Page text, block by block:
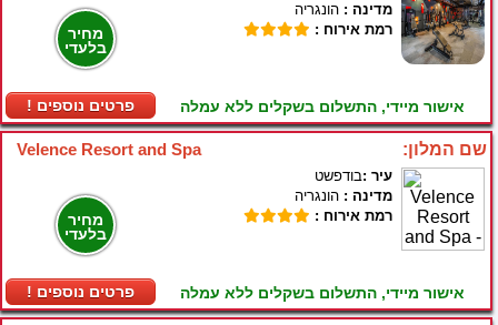
מחיר
בלעדי
! פרטים נוספים
מדינה : הונגריה
רמת אירוח :
אישור מיידי, התשלום בשקלים ללא עמלה
Velence Resort and Spa שם המלון:
מחיר
בלעדי
! פרטים נוספים
עיר :בודפשט
מדינה : הונגריה
רמת אירוח :
אישור מיידי, התשלום בשקלים ללא עמלה